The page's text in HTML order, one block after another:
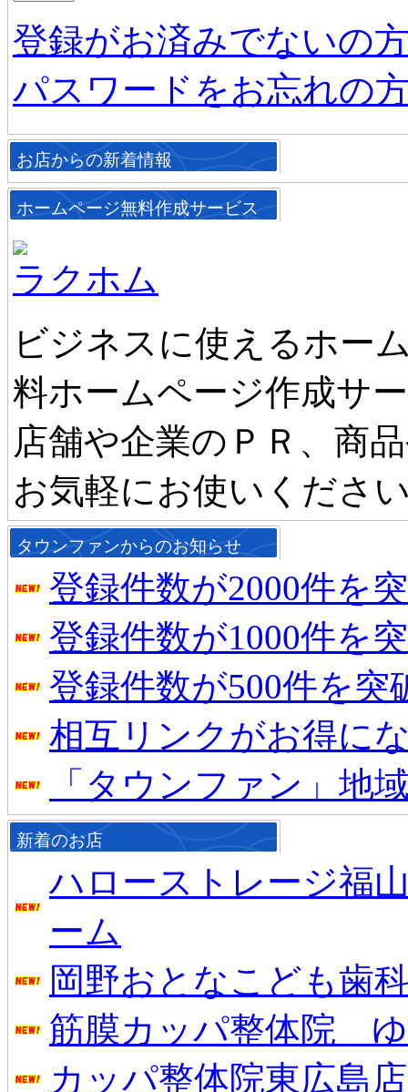
登録がお済みでないの
パスワードをお忘れの
お店からの新着情報
ホームページ無料作成サービス
ラクホム
ビジネスに使えるホー
料ホームページ作成サ
店舗や企業のＰＲ、商
お気軽にお使いくださ
タウンファンからのお知らせ
登録件数が2000件を
登録件数が1000件を
登録件数が500件を突
相互リンクがお得に
「タウンファン」地
新着のお店
ハローストレージ福
ーム
岡野おとなこども歯
筋膜カッパ整体院
カッパ整体院東広島店